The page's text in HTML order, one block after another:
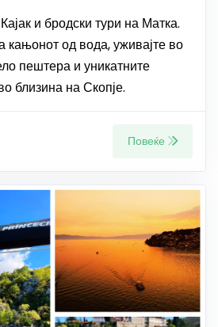
и бродски тури на Матка.
кањонот од вода, уживајте во
пештера и уникатните
близина на Скопје.
Повеќе